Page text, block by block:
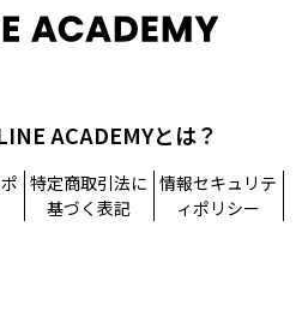
ACADEMYとは？
特定商取引法に
基づく表記
情報セキュリテ
ィポリシー